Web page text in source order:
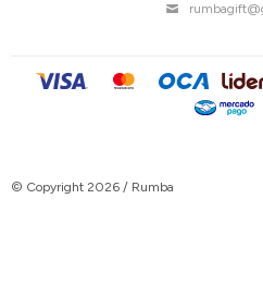
© Copyright 2026 / Rumba